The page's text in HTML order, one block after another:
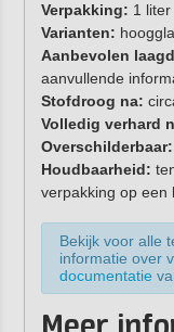
Verpakking: 1 liter
Varianten:
Aanbevolen
aanvullende
Stofdroog na:
Volledig verhard
Overschilderbaar:
Houdbaarheid:
verpakking op een
Bekijk voor alle
informatie over
documentatie